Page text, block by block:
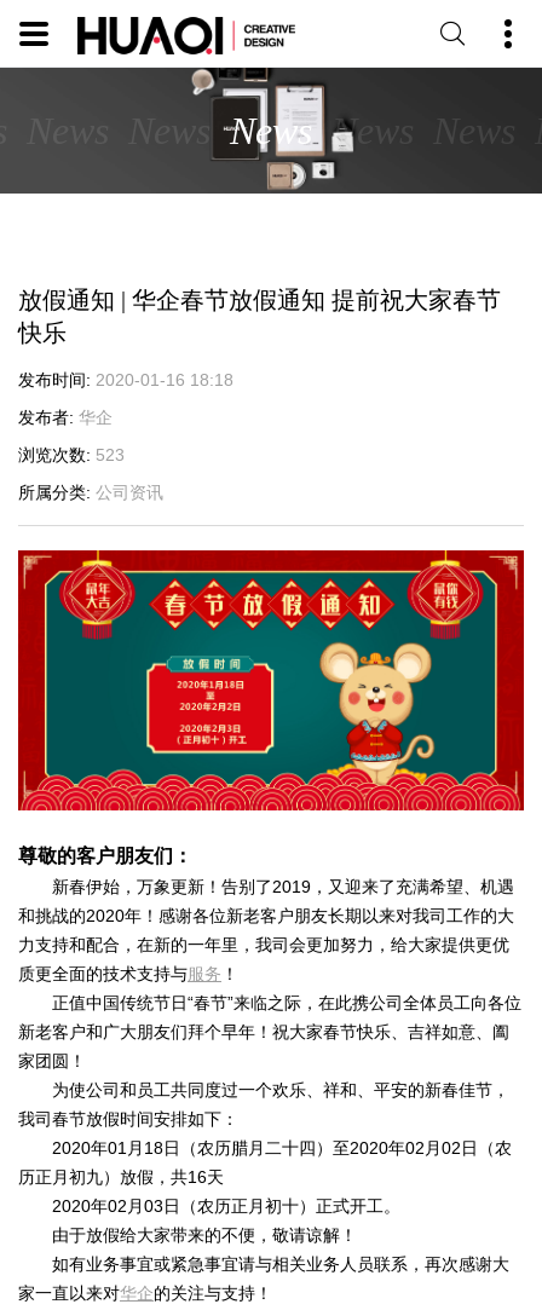
News News News
放假通知 | 华企春节放假通知 提前祝大家春节
快乐
发布时间
2020-01-16 18:18
发布者 华企
浏览次数
523
所属分类 公司资讯
尊敬的客户朋友们：
新春伊始，万象更新！告别了2019，又迎来了充满希望、机遇
和挑战的2020年！感谢各位新老客户朋友长期以来对我司工作的大
力支持和配合，在新的一年里，我司会更加努力，给大家提供更优
质更全面的技术支持与服务 ！
正值中国传统节日“春节”来临之际，在此携公司全体员工向各位
新老客户和广大朋友们拜个早年！祝大家春节快乐、吉祥如意、阖
家团圆！
为使公司和员工共同度过一个欢乐、祥和、平安的新春佳节，
我司春节放假时间安排如下：
2020年01月18日（农历腊月二十四）至2020年02月02日（农
历正月初九）放假，共16天
2020年02月03日（农历正月初十）正式开工。
由于放假给大家带来的不便，敬请谅解！
如有业务事宜或紧急事宜请与相关业务人员联系，再次感谢大
家一直以来对华企的关注与支持！